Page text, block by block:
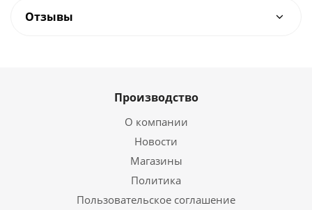
Отзывы
Производство
О компании
Новости
Магазины
Политика
Пользовательское соглашение